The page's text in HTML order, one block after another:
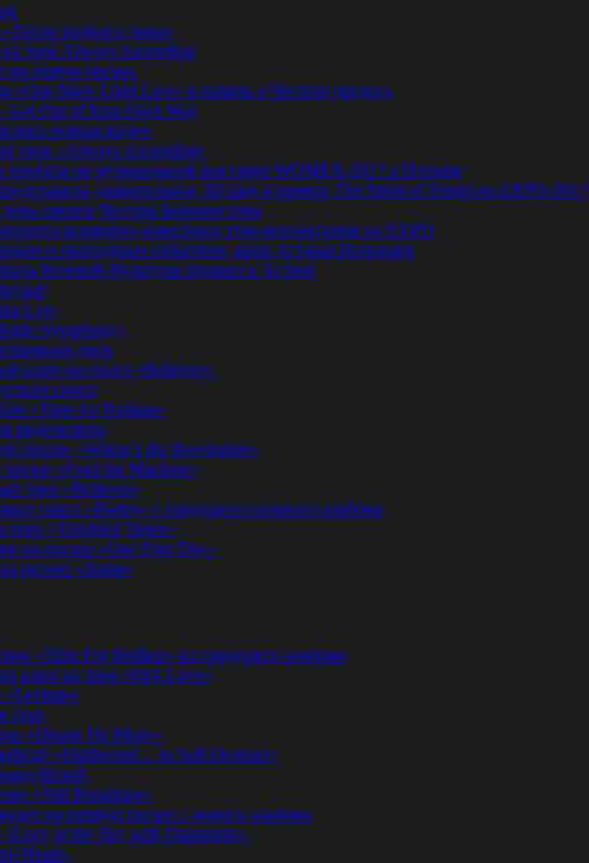
родного дома»
трек Always Ascending
на новую песню.
«One More Light Live» в память о Честере (видео).
Out of Your Own Way
новым видео
трек «Always Ascending»
проекта на музыкальной выставке WOMEX-2017 в Польше
удивительное 3D-шоу в рамках The Spirit of Tengri на EXPO-2017
смерти Честера Беннингтона
всемирно известных этно-коллективов на EXPO
и ежегодным событием, аким Астаны Исекешев
Кочевой Культуры прошел в Астане
Lot»
Sуmphоnу»
диск
клип на сингл «Believer».
сингл
«Time for Bedlam»
видеоклипа
песню «Where’s the Revolution»
«Feed the Machine»
трек «Believer»
сингл «Poetry» с грядущего сольного альбома
«Troubled Times»
на песню «One Fine Day»
песню «Храм»
«Time For Bedlam» из грядущего альбома
клип на трек «Sick Love»
«Levitate»
туре
«Dream No More».
«Hardwired… to Self-Destruct»
Коэн#.
«Still Breathing»
на первую песню с нового альбома
in the Sky with Diamonds».
Head».